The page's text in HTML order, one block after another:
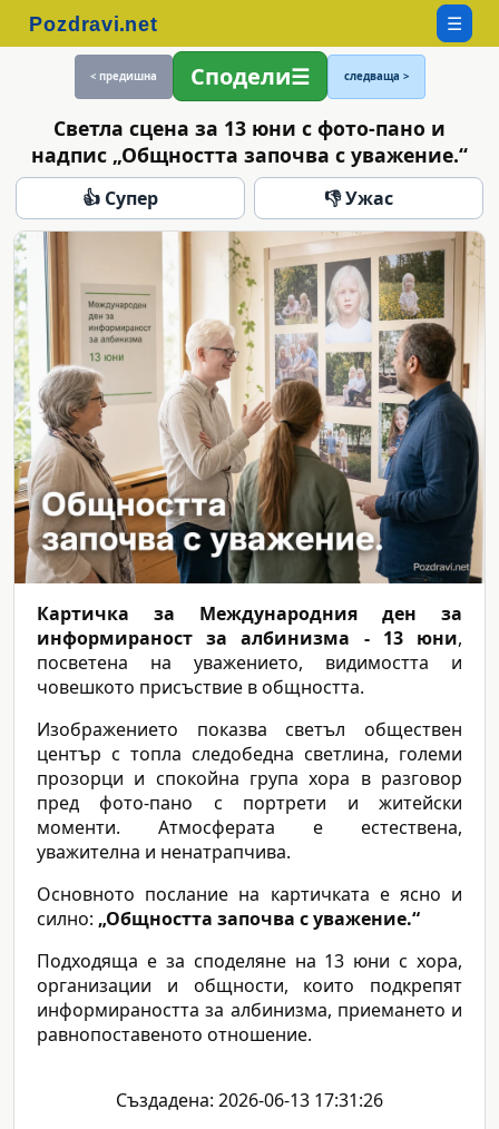
☰
< предишна Сподели следваща >
Светла сцена за 13 юни с фото-пано и
надпис „Общността започва с уважение.“
👍 Супер 👎 Ужас
Картичка за Международния ден за
информираност за албинизма - 13 юни,
посветена на уважението, видимостта и
човешкото присъствие в общността.
Изображението показва светъл обществен
център с топла следобедна светлина, големи
прозорци и спокойна група хора в разговор
пред фото-пано с портрети и житейски
моменти. Атмосферата е естествена,
уважителна и ненатрапчива.
Основното послание на картичката е ясно и
силно: „Общността започва с уважение.“
Подходяща е за споделяне на 13 юни с хора,
организации и общности, които подкрепят
информираността за албинизма, приемането и
равнопоставеното отношение.
Създадена: 2026-06-13 17:31:26